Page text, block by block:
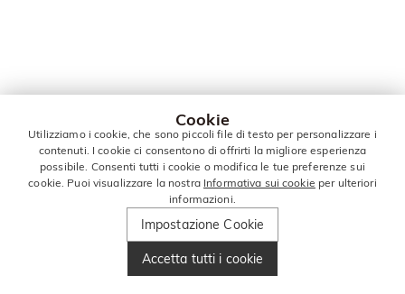
Cookie
Utilizziamo i cookie, che sono piccoli file di testo per personalizzare i
contenuti. I cookie ci consentono di offrirti la migliore esperienza
possibile. Consenti tutti i cookie o modifica le tue preferenze sui
cookie. Puoi visualizzare la nostra Informativa sui cookie per ulteriori
informazioni.
Impostazione Cookie
Accetta tutti i cookie